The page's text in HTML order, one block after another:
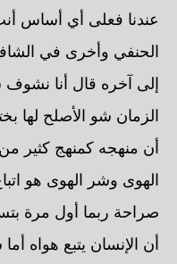
عندنا فعلى أي أساس
الحنفي وأخرى في
إلى آخره قال أنا
الزمان شو الأصلح لها
أن منهجه كمنهج كثير من
الهوى وشر الهوى هو
صراحة ربما أول مرة
أن الإنسان يتبع هواه